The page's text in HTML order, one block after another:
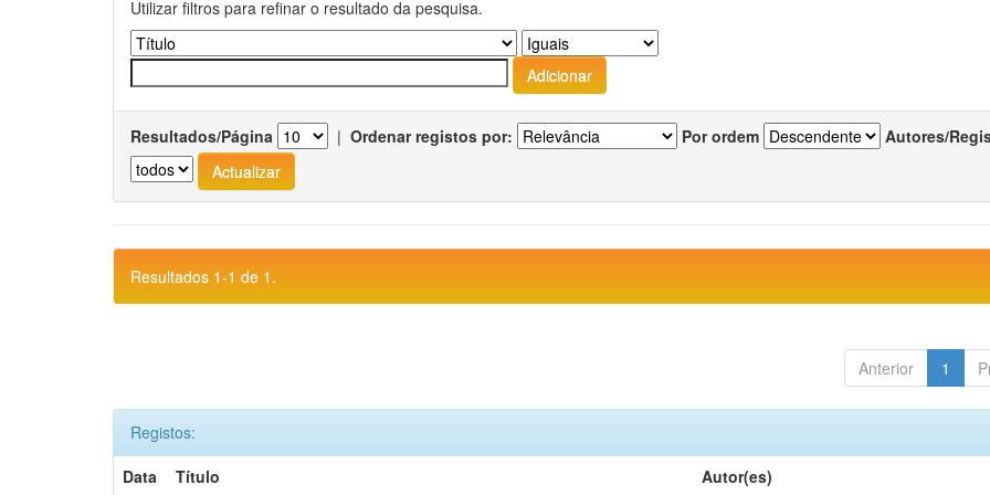
Utilizar filtros para refinar o resultado da pesquisa.
Resultados/Página | Ordenar registos por: Por ordem Autores/
Resultados 1-1 de 1.
Anterior 1
Registos:
Data
Título Autor(es)